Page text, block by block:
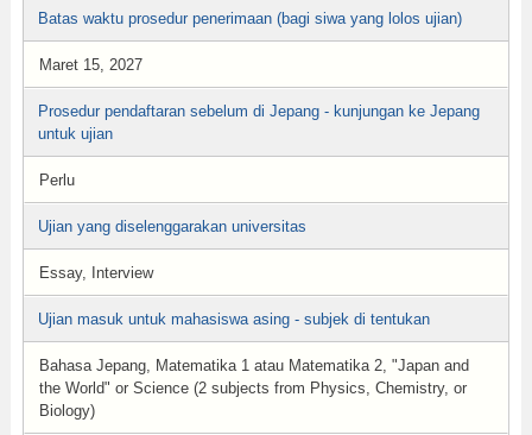
Batas waktu prosedur penerimaan (bagi siwa yang lolos ujian)
Maret 15, 2027
Prosedur pendaftaran sebelum di Jepang - kunjungan ke Jepang
untuk ujian
Perlu
Ujian yang diselenggarakan universitas
Essay, Interview
Ujian masuk untuk mahasiswa asing - subjek di tentukan
Bahasa Jepang, Matematika 1 atau Matematika 2, "Japan and
the World" or Science (2 subjects from Physics, Chemistry, or
Biology)